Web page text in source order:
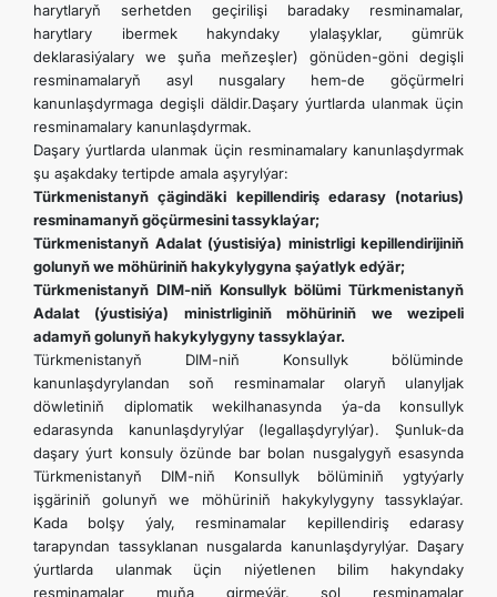
harytlaryň serhetden geçirilişi baradaky resminamalar,
harytlary ibermek hakyndaky ylalaşyklar, gümrük
deklarasiýalary we şuňa meňzeşler) gönüden-göni degişli
resminamalaryň asyl nusgalary hem-de göçürmelri
kanunlaşdyrmaga degişli däldir.Daşary ýurtlarda ulanmak üçin
resminamalary kanunlaşdyrmak.
Daşary ýurtlarda ulanmak üçin resminamalary kanunlaşdyrmak
şu aşakdaky tertipde amala aşyrylýar:
Türkmenistanyň çägindäki kepillendiriş edarasy (notarius)
resminamanyň göçürmesini tassyklaýar;
Türkmenistanyň Adalat (ýustisiýa) ministrligi kepillendirijiniň
golunyň we möhüriniň hakykylygyna şaýatlyk edýär;
Türkmenistanyň DIM-niň Konsullyk bölümi Türkmenistanyň
Adalat (ýustisiýa) ministrliginiň möhüriniň we wezipeli
adamyň golunyň hakykylygyny tassyklaýar.
Türkmenistanyň DIM-niň Konsullyk bölüminde
kanunlaşdyrylandan soň resminamalar olaryň ulanyljak
döwletiniň diplomatik wekilhanasynda ýa-da konsullyk
edarasynda kanunlaşdyrylýar (legallaşdyrylýar). Şunluk-da
daşary ýurt konsuly özünde bar bolan nusgalygyň esasynda
Türkmenistanyň DIM-niň Konsullyk bölüminiň ygtyýarly
işgäriniň golunyň we möhüriniň hakykylygyny tassyklaýar.
Kada bolşy ýaly, resminamalar kepillendiriş edarasy
tarapyndan tassyklanan nusgalarda kanunlaşdyrylýar. Daşary
ýurtlarda ulanmak üçin niýetlenen bilim hakyndaky
resminamalar muňa girmeýär, şol resminamalar